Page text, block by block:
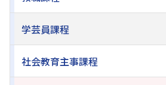
学芸員課程
社会教育主事課程